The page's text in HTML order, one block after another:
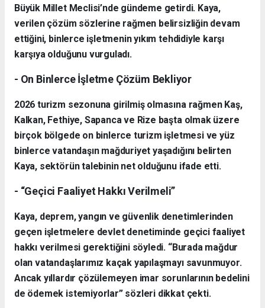
Büyük Millet Meclisi’nde gündeme getirdi. Kaya,
verilen çözüm sözlerine rağmen belirsizliğin devam
ettiğini, binlerce işletmenin yıkım tehdidiyle karşı
karşıya olduğunu vurguladı.
- On Binlerce İşletme Çözüm Bekliyor
2026 turizm sezonuna girilmiş olmasına rağmen Kaş,
Kalkan, Fethiye, Sapanca ve Rize başta olmak üzere
birçok bölgede on binlerce turizm işletmesi ve yüz
binlerce vatandaşın mağduriyet yaşadığını belirten
Kaya, sektörün talebinin net olduğunu ifade etti.
- “Geçici Faaliyet Hakkı Verilmeli”
Kaya, deprem, yangın ve güvenlik denetimlerinden
geçen işletmelere devlet denetiminde geçici faaliyet
hakkı verilmesi gerektiğini söyledi. “Burada mağdur
olan vatandaşlarımız kaçak yapılaşmayı savunmuyor.
Ancak yıllardır çözülemeyen imar sorunlarının bedelini
de ödemek istemiyorlar” sözleri dikkat çekti.